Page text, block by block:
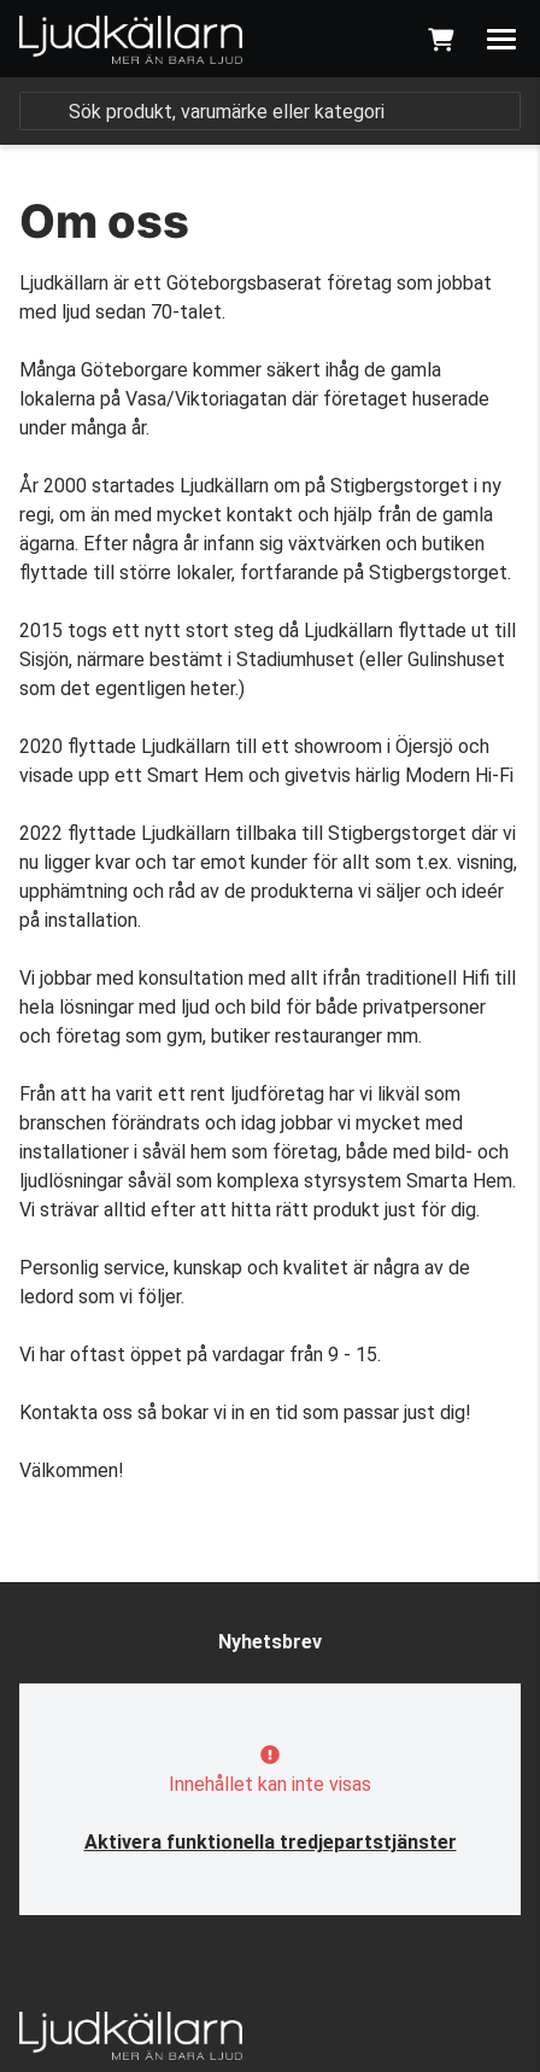
Om oss
Ljudkällarn är ett Göteborgsbaserat företag som jobbat
med ljud sedan 70-talet.
Många Göteborgare kommer säkert ihåg de gamla
lokalerna på Vasa/Viktoriagatan där företaget huserade
under många år.
År 2000 startades Ljudkällarn om på Stigbergstorget i ny
regi, om än med mycket kontakt och hjälp från de gamla
ägarna. Efter några år infann sig växtvärken och butiken
flyttade till större lokaler, fortfarande på Stigbergstorget.
2015 togs ett nytt stort steg då Ljudkällarn flyttade ut till
Sisjön, närmare bestämt i Stadiumhuset (eller Gulinshuset
som det egentligen heter.)
2020 flyttade Ljudkällarn till ett showroom i Öjersjö och
visade upp ett Smart Hem och givetvis härlig Modern Hi-Fi
2022 flyttade Ljudkällarn tillbaka till Stigbergstorget där vi
nu ligger kvar och tar emot kunder för allt som t.ex. visning,
upphämtning och råd av de produkterna vi säljer och ideér
på installation.
Vi jobbar med konsultation med allt ifrån traditionell Hifi till
hela lösningar med ljud och bild för både privatpersoner
och företag som gym, butiker restauranger mm.
Från att ha varit ett rent ljudföretag har vi likväl som
branschen förändrats och idag jobbar vi mycket med
installationer i såväl hem som företag, både med bild- och
ljudlösningar såväl som komplexa styrsystem Smarta Hem.
Vi strävar alltid efter att hitta rätt produkt just för dig.
Personlig service, kunskap och kvalitet är några av de
ledord som vi följer.
Vi har oftast öppet på vardagar från 9 - 15.
Kontakta oss så bokar vi in en tid som passar just dig!
Välkommen!
Nyhetsbrev
Innehållet kan inte visas
Aktivera funktionella tredjepartstjänster